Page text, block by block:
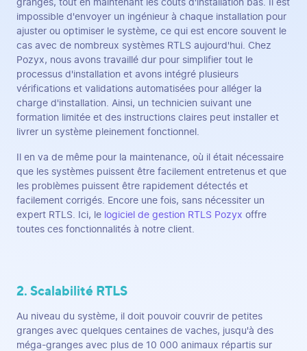
granges, tout en maintenant les coûts d'installation bas. Il est
impossible d'envoyer un ingénieur à chaque installation pour
ajuster ou optimiser le système, ce qui est encore souvent le
cas avec de nombreux systèmes RTLS aujourd'hui. Chez
Pozyx, nous avons travaillé dur pour simplifier tout le
processus d'installation et avons intégré plusieurs
vérifications et validations automatisées pour alléger la
charge d'installation. Ainsi, un technicien suivant une
formation limitée et des instructions claires peut installer et
livrer un système pleinement fonctionnel.
Il en va de même pour la maintenance, où il était nécessaire
que les systèmes puissent être facilement entretenus et que
les problèmes puissent être rapidement détectés et
facilement corrigés. Encore une fois, sans nécessiter un
expert RTLS. Ici, le logiciel de gestion RTLS Pozyx offre
toutes ces fonctionnalités à notre client.
2. Scalabilité RTLS
Au niveau du système, il doit pouvoir couvrir de petites
granges avec quelques centaines de vaches, jusqu'à des
méga-granges avec plus de 10 000 animaux répartis sur